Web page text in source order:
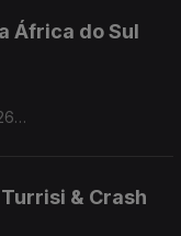
África do Sul
& Crash